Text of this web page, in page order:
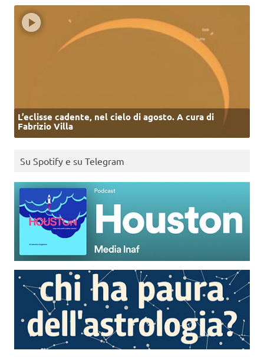
L’eclisse cadente, nel cielo di agosto. A cura di
Fabrizio Villa
Su Spotify e su Telegram